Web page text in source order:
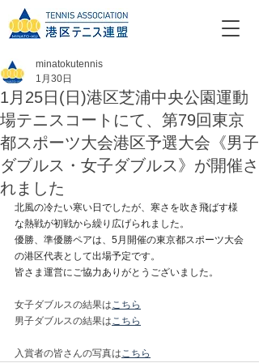
1月25日(日)港区芝浦中央公園運動
場テニスコートにて、第79回東京
都スポーツ大会港区予選大会《男子
ダブルス・女子ダブルス》が開催さ
れました
minatokutennis
1月30日
北風の冷たい寒い日でしたが、寒さを吹き飛ばす様
な熱戦が初戦から繰り広げられました。
優勝、準優勝ペアは、5月開催の東京都スポーツ大会
の港区代表として出場予定です。
皆さま運営にご協力ありがとうございました。
女子ダブルスの結果はこちら
男子ダブルスの結果はこちら
入賞者の皆さんの写真はこちら